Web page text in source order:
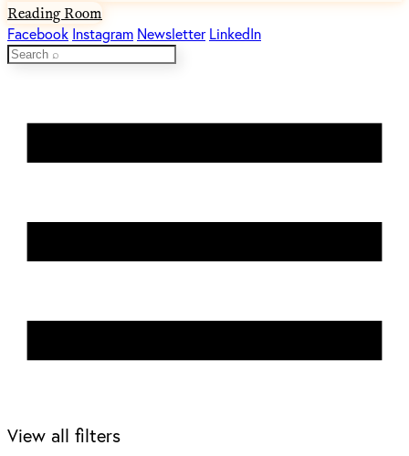
Reading Room
Facebook Instagram Newsletter LinkedIn
View all filters